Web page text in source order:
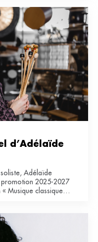
d’Adélaïde
Adélaïde
promotion 2025-2027
Musique classique &